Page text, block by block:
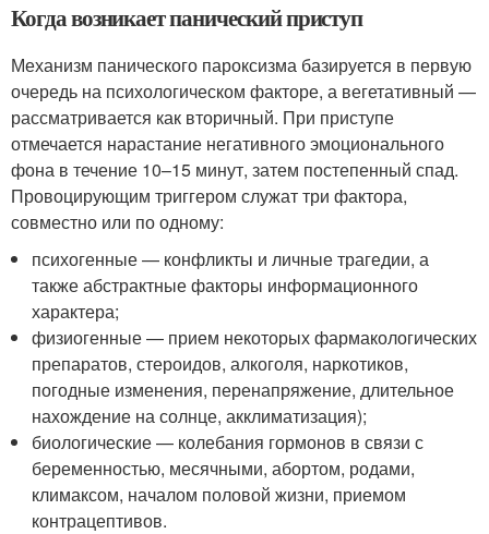
Когда возникает панический приступ
Механизм панического пароксизма базируется в первую
очередь на психологическом факторе, а вегетативный —
рассматривается как вторичный. При приступе
отмечается нарастание негативного эмоционального
фона в течение 10–15 минут, затем постепенный спад.
Провоцирующим триггером служат три фактора,
совместно или по одному:
психогенные — конфликты и личные трагедии, а
также абстрактные факторы информационного
характера;
физиогенные — прием некоторых фармакологических
препаратов, стероидов, алкоголя, наркотиков,
погодные изменения, перенапряжение, длительное
нахождение на солнце, акклиматизация);
биологические — колебания гормонов в связи с
беременностью, месячными, абортом, родами,
климаксом, началом половой жизни, приемом
контрацептивов.